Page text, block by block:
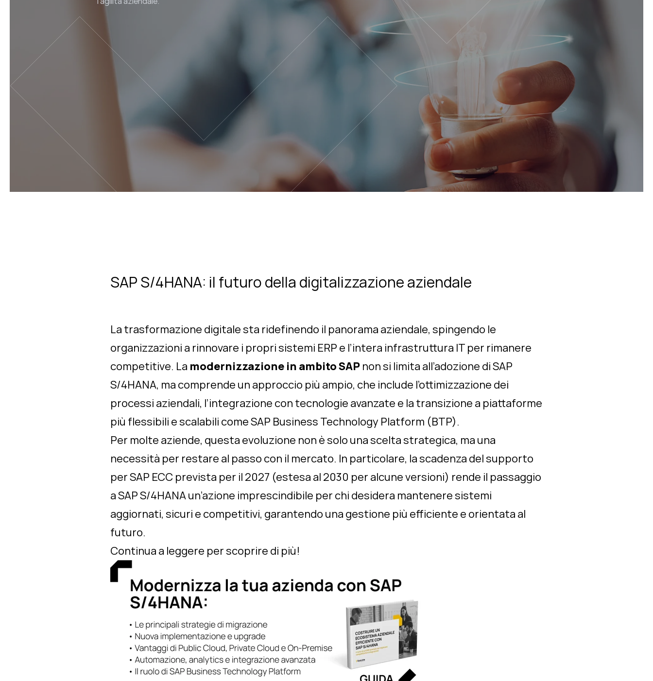
SAP S/4HANA: il futuro della digitalizzazione aziendale
La trasformazione digitale sta ridefinendo il panorama aziendale, spingendo le
organizzazioni a rinnovare i propri sistemi ERP e l’intera infrastruttura IT per rimanere
competitive. La modernizzazione in ambito SAP non si limita all’adozione di SAP
S/4HANA, ma comprende un approccio più ampio, che include l’ottimizzazione dei
processi aziendali, l’integrazione con tecnologie avanzate e la transizione a piattaforme
più flessibili e scalabili come SAP Business Technology Platform (BTP).
Per molte aziende, questa evoluzione non è solo una scelta strategica, ma una
necessità per restare al passo con il mercato. In particolare, la scadenza del supporto
per SAP ECC prevista per il 2027 (estesa al 2030 per alcune versioni) rende il passaggio
a SAP S/4HANA un’azione imprescindibile per chi desidera mantenere sistemi
aggiornati, sicuri e competitivi, garantendo una gestione più efficiente e orientata al
futuro.
Continua a leggere per scoprire di più!